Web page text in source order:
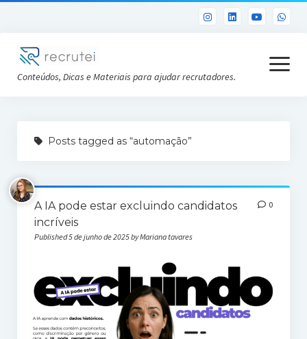
Conteúdos, Dicas e Materiais para ajudar recrutadores.
open
menu
Conheça a Recrutei
Cursos RH gratuitos
Análise DISC gratuita
Posts tagged as “automação”
A IA pode estar excluindo candidatos
incríveis
Published 5 de junho de 2025 by Mariana tavares
0